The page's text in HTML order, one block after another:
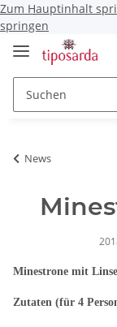
Zum Hauptinhalt
springen
News
Minestrone mit
Zutaten (für 4